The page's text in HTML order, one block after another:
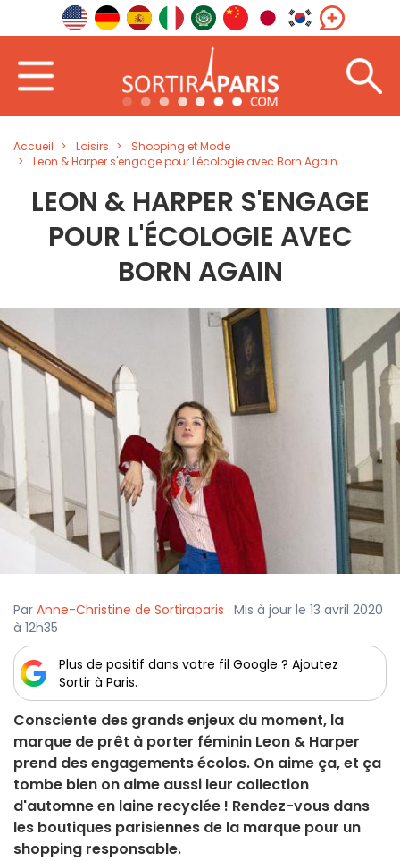
Accueil Loisirs
Shopping et Mode
Leon & Harper s'engage pour l'écologie avec Born Again
LEON & HARPER S'ENGAGE
POUR L'ÉCOLOGIE AVEC
BORN AGAIN
Par Anne-Christine de Sortiraparis · Mis à jour le 13 avril 2020
à 12h35
Plus de positif dans votre fil Google ? Ajoutez
Sortir à Paris.
Consciente des grands enjeux du moment, la
marque de prêt à porter féminin Leon & Harper
prend des engagements écolos. On aime ça, et ça
tombe bien on aime aussi leur collection
d'automne en laine recyclée ! Rendez-vous dans
les boutiques parisiennes de la marque pour un
shopping responsable.